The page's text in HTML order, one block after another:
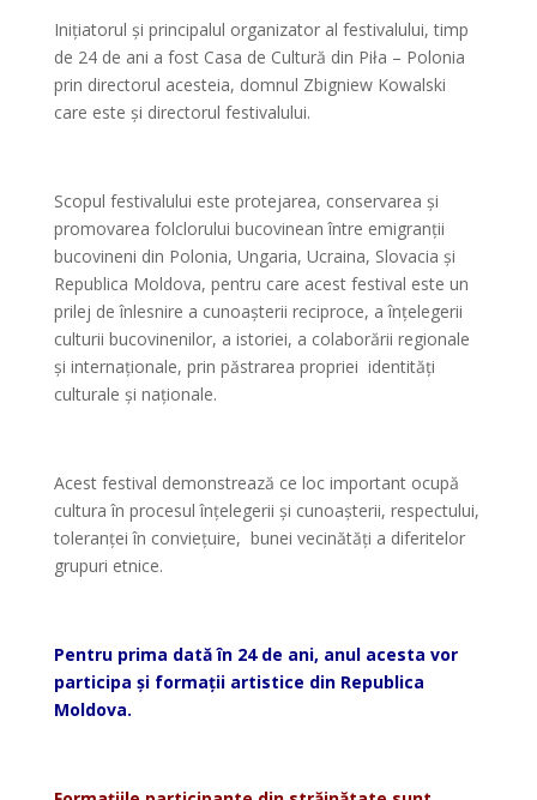
Inițiatorul și principalul organizator al festivalului, timp
de 24 de ani a fost Casa de Cultură din Piła – Polonia
prin directorul acesteia, domnul Zbigniew Kowalski
care este și directorul festivalului.
Scopul festivalului este protejarea, conservarea și
promovarea folclorului bucovinean între emigranții
bucovineni din Polonia, Ungaria, Ucraina, Slovacia și
Republica Moldova, pentru care acest festival este un
prilej de înlesnire a cunoașterii reciproce, a înțelegerii
culturii bucovinenilor, a istoriei, a colaborării regionale
și internaționale, prin păstrarea propriei identități
culturale și naționale.
Acest festival demonstrează ce loc important ocupă
cultura în procesul înțelegerii și cunoașterii, respectului,
toleranței în conviețuire, bunei vecinătăți a diferitelor
grupuri etnice.
Pentru prima dată în 24 de ani, anul acesta vor
participa și formații artistice din Republica
Moldova.